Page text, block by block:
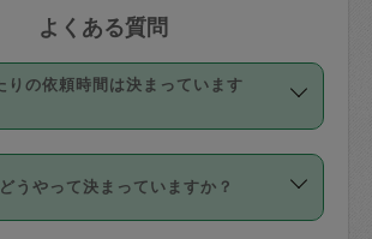
よくある質問
りの依頼時間は決まっています
につき3時間固定です。3時間を
頼したい場合は、延長機能をご
さい。機能をご利用いただくに
うやって決まっていますか？